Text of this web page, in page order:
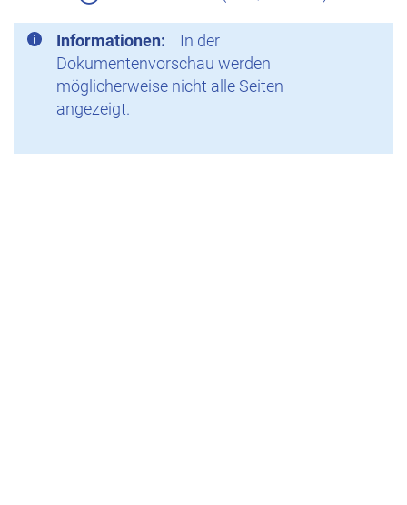
Informationen:
In der
Dokumentenvorschau werden
möglicherweise nicht alle Seiten
angezeigt.